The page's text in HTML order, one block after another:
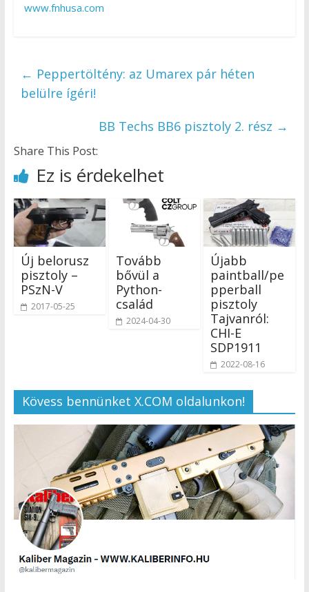
www.fnhusa.com
← Peppertöltény: az Umarex pár héten
belülre ígéri!
BB Techs BB6 pisztoly 2. rész →
Share This Post:
Ez is érdekelhet
Új belorusz
pisztoly –
PSzN-V
2017-05-25
Tovább
bővül a
Python-
család
2024-04-30
Újabb
paintball/pe
pperball
pisztoly
Tajvanról:
CHI-E
SDP1911
2022-08-16
Kövess bennünket X.COM oldalunkon!